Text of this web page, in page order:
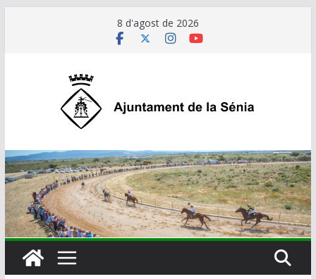
8 d'agost de 2026